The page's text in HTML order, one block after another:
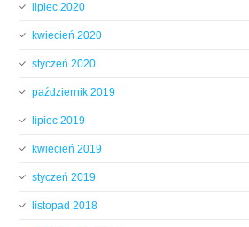
lipiec 2020
kwiecień 2020
styczeń 2020
październik 2019
lipiec 2019
kwiecień 2019
styczeń 2019
listopad 2018